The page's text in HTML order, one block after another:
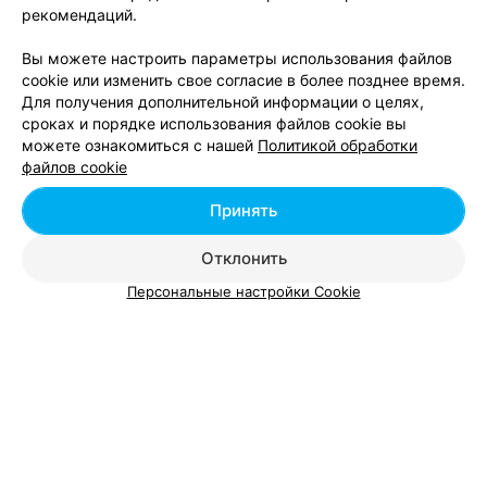
Минске
Добавить компанию
Добавить специалиста
рекомендаций.
Вы можете настроить параметры использования файлов
cookie или изменить свое согласие в более позднее время.
Для получения дополнительной информации о целях,
сроках и порядке использования файлов cookie вы
можете ознакомиться с нашей Политикой обработки
файлов cookie
Отклонить
Принять
Персональные настройки Cookie